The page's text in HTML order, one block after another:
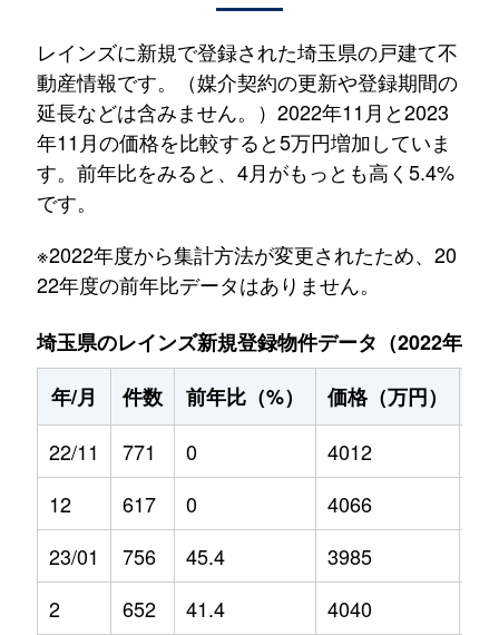
レインズに新規で登録された埼玉県の戸建て不
動産情報です。（媒介契約の更新や登録期間の
延長などは含みません。）2022年11月と2023
年11月の価格を比較すると5万円増加していま
す。前年比をみると、4月がもっとも高く5.4%
です。
※2022年度から集計方法が変更されたため、20
22年度の前年比データはありません。
埼玉県のレインズ新規登録物件データ（2022年11
年/月
件数 前年比（%） 価格（万円）
22/11
771 0 4012
12
617 0 4066
23/01
756 45.4 3985
2
652 41.4 4040